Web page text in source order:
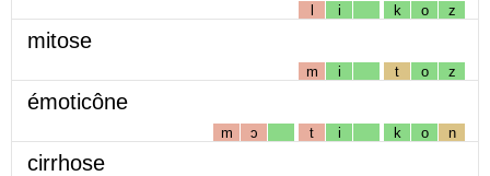
l i k o z
mitose
m i t o z
émoticône
m ɔ t i k o n
cirrhose